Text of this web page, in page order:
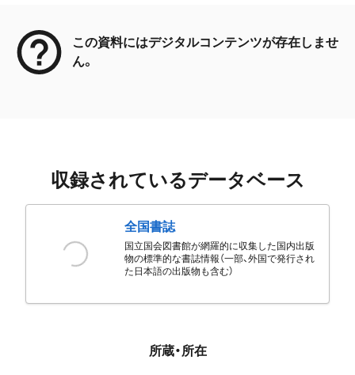
この資料にはデジタルコンテンツが存在しませ
ん。
収録されているデータベース
全国書誌
国立国会図書館が網羅的に収集した国内出版
物の標準的な書誌情報（一部、外国で発行され
た日本語の出版物も含む）
所蔵・所在